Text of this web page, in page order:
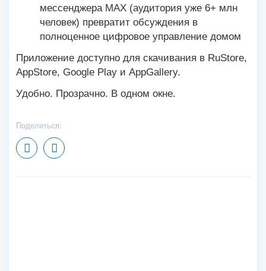
мессенджера МАХ (аудитория уже 6+ млн
человек) превратит обсуждения в
полноценное цифровое управление домом
Приложение доступно для скачивания в RuStore,
AppStore, Google Play и AppGallery.
Удобно. Прозрачно. В одном окне.
Поделиться: